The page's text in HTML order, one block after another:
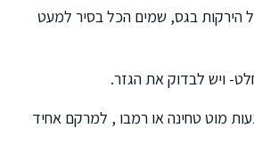
הירקות בגס, שמים הכל בסיר למעט
ויש לבדוק את הגזר.
מוט טחינה או רמבו , למרקם אחיד